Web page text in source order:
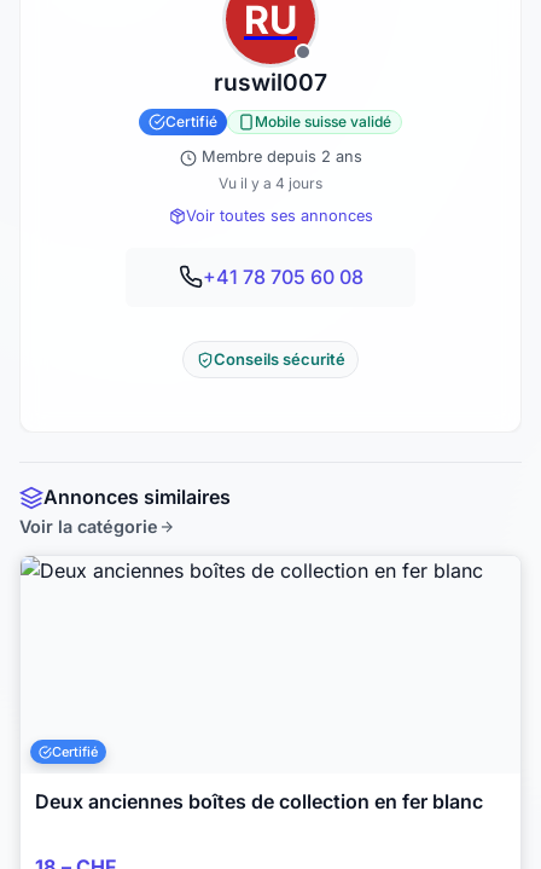
RU
ruswil007
Certifié
Mobile suisse validé
Membre depuis 2 ans
Vu il y a 4 jours
Voir toutes ses annonces
+41 78 705 60 08
Conseils sécurité
Annonces similaires
Voir la catégorie
Certifié
Deux anciennes boîtes de collection en fer blanc